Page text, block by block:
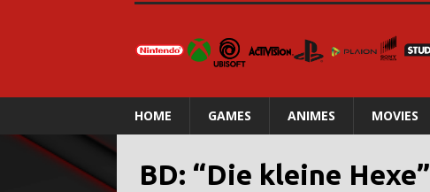
HOME GAMES ANIMES MOVIES
BD: “Die kleine Hexe”